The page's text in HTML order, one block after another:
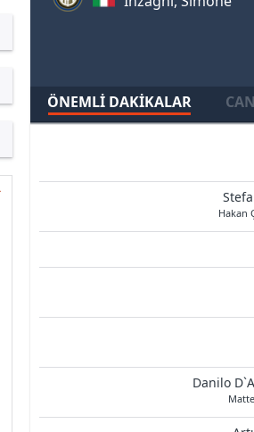
ÖNEMLI DAKIKALAR
Hakan
Danilo